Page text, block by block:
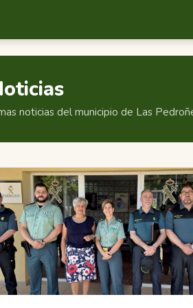
noticias del municipio de Las